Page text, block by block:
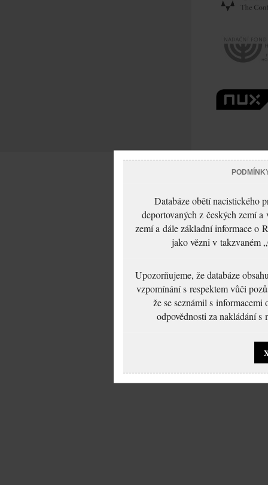
Databáze obětí nacistického
deportovaných z českých zemí
zemí a dále základní informace o
jako vězni v takzvaném
Upozorňujeme, že databáze
vzpomínání s respektem vůči
že se seznámil s
odpovědnosti za nakládání